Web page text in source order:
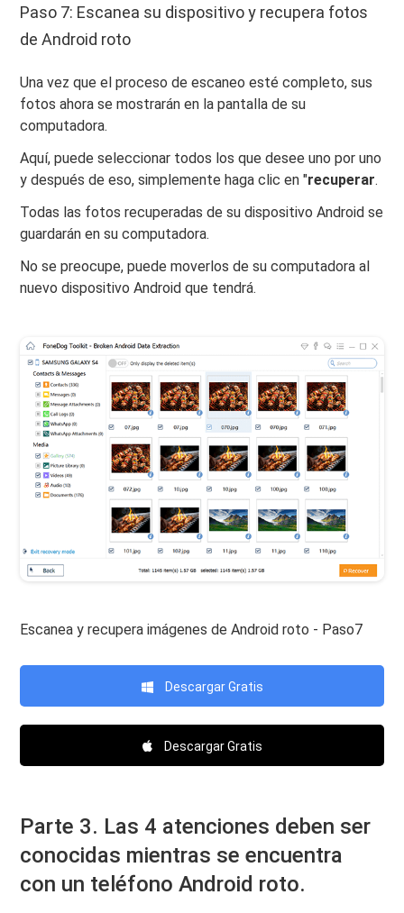
Paso 7: Escanea su dispositivo y recupera fotos
de Android roto
Una vez que el proceso de escaneo esté completo, sus
fotos ahora se mostrarán en la pantalla de su
computadora.
Aquí, puede seleccionar todos los que desee uno por uno
y después de eso, simplemente haga clic en "recuperar.
Todas las fotos recuperadas de su dispositivo Android se
guardarán en su computadora.
No se preocupe, puede moverlos de su computadora al
nuevo dispositivo Android que tendrá.
Escanea y recupera imágenes de Android roto - Paso7
Descargar Gratis
Descargar Gratis
Parte 3. Las 4 atenciones deben ser
conocidas mientras se encuentra
con un teléfono Android roto.